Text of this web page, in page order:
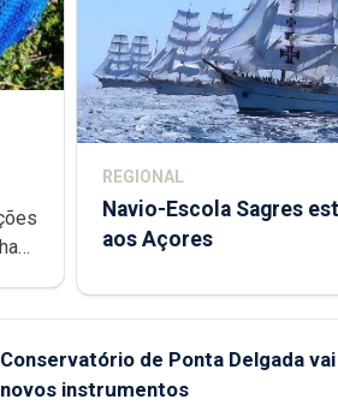
REGIONAL
Navio-Escola Sagres
aos Açores
Conservatório de Ponta Delgada
novos instrumentos